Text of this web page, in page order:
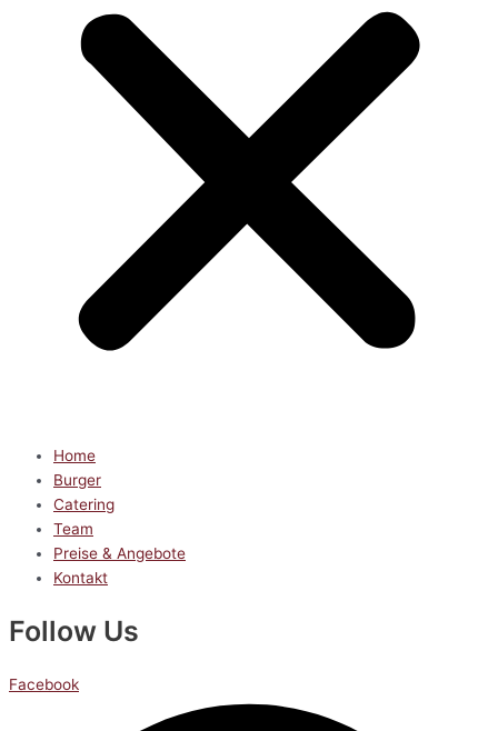
Home
Burger
Catering
Team
Preise & Angebote
Kontakt
Follow Us
Facebook